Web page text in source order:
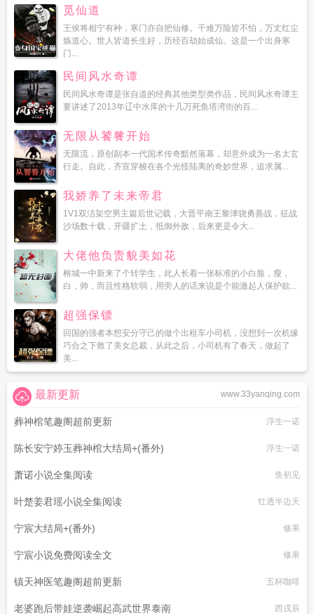
觅仙道
王侯将相宁有种，寒门亦自把仙修。千难万险皆不怕，万丈红尘
炼道心。世人皆道长生好，历经百劫始成仙。这是一个出身寒
门...
民间风水奇谭
民间风水奇谭是张自道的经典其他类型类作品，民间风水奇谭主
要讲述了2013年辽中水库的十几万死鱼塔湾街的百...
无限从饕餮开始
无限流，原创副本一代国术传奇黯然落幕，却意外成为一名太玄
行走。自此，齐宣穿梭在各个光怪陆离的奇妙世界，追求属...
我娇养了未来帝君
1V1双洁架空男主篇后世记载，大晋平南王黎津骁勇善战，征战
沙场数十载，开疆扩土，抵御外敌，后来更是令大...
大佬他负责貌美如花
榕城一中新来了个转学生，此人长着一张标准的小白脸，瘦，
白，帅，而且性格软弱，用旁人的话来说是个能激起人保护欲...
超强保镖
回国的强者本想安分守己的做个出租车小司机，没想到一次机缘
巧合之下救了美女总裁，从此之后，小司机有了春天，做起了
美...
www.33yanqing.com
最新更新
葬神棺笔趣阁超前更新 浮生一诺
陈长安宁婷玉葬神棺大结局+(番外) 浮生一诺
萧诺小说全集阅读 鱼初见
叶楚姜君瑶小说全集阅读 红透半边天
宁宸大结局+(番外) 修果
宁宸小说免费阅读全文 修果
镇天神医笔趣阁超前更新 五杯咖啡
老婆跑后带娃逆袭崛起高武世界泰南 西戌辰